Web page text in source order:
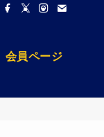
会員ページ